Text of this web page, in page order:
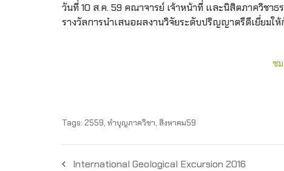
วันที่ 10 ส.ค. 59 คณาจารย์ เจ้าหน้าที่ และนิสิตภาควิช
รางวัลการนำเสนอผลงานวิจัยระดับปริญญาตรีดีเยี่ยมใ
ช
Tags: 2559, ทำบุญภาควิชา, สิงหาคม59
International Geological Excursion 2016